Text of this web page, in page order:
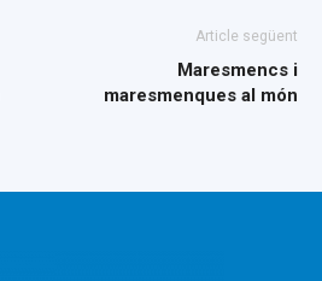
Article següent
Maresmencs i
maresmenques al món